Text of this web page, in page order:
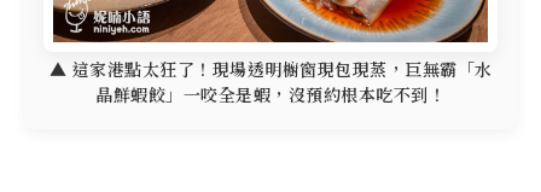
▲ 這家港點太狂了！現場透明櫥窗現包現蒸，巨無霸「水
晶鮮蝦餃」一咬全是蝦，沒預約根本吃不到！